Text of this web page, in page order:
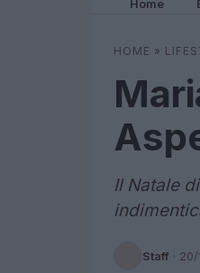
Home
HOME »
Il Natale
Staff · 20/